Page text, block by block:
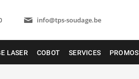
info@tps-soudage.be
LASER COBOT SERVICES PROMOS